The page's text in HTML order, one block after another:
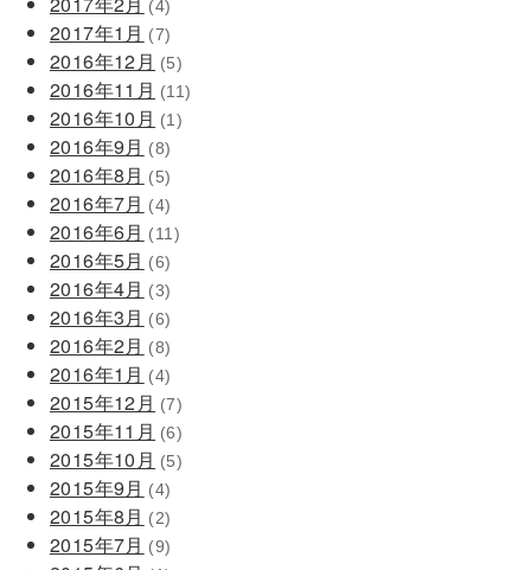
(4)
2017年1月 (7)
2016年12月 (5)
2016年11月 (11)
2016年10月 (1)
2016年9月 (8)
2016年8月 (5)
2016年7月 (4)
2016年6月 (11)
2016年5月 (6)
2016年4月 (3)
2016年3月 (6)
2016年2月 (8)
2016年1月 (4)
2015年12月 (7)
2015年11月 (6)
2015年10月 (5)
2015年9月 (4)
2015年8月 (2)
2015年7月 (9)